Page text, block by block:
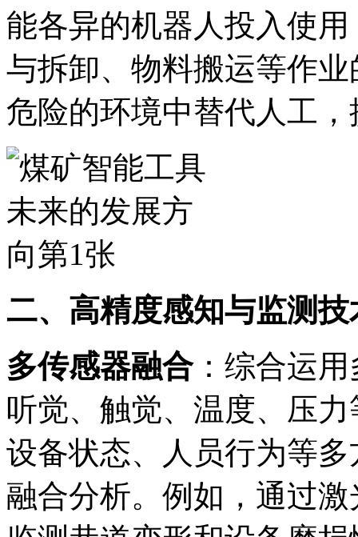
能各异的机器人投入使
与拆卸、物料搬运等作
危险的环境中替代人工
二、高精度感知与监测技
多传感器融合：综合运
听觉、触觉、温度、压
设备状态、人员行为等
融合分析。例如，通过